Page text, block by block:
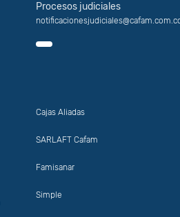
Procesos judiciales
Cajas Aliadas
SARLAFT Cafam
Famisanar
Simple